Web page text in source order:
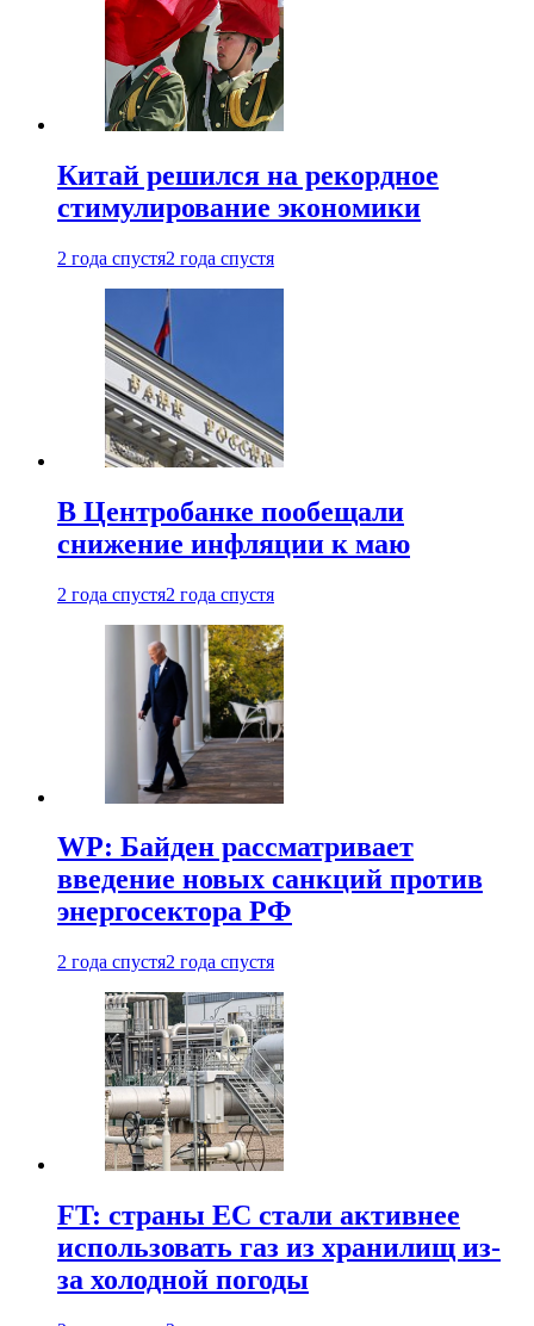
Китай решился на рекордное
стимулирование экономики
2 года спустя2 года спустя
В Центробанке пообещали
снижение инфляции к маю
2 года спустя2 года спустя
WP: Байден рассматривает
введение новых санкций против
энергосектора РФ
2 года спустя2 года спустя
FT: страны ЕС стали активнее
использовать газ из хранилищ из-
за холодной погоды